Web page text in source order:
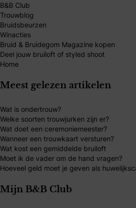
B&B Club
Trouwblog
Bruidsbeurzen
Winacties
Bruid & Bruidegom Magazine kopen
Deel jouw bruiloft of styled shoot
Home
Meest gelezen artikelen
Wat is ondertrouw?
Welke soorten trouwjurken zijn er?
Wat doet een ceremoniemeester?
Wanneer een trouwkaart versturen?
Wat kost een gemiddelde bruiloft
Moet ik de vader om de hand vragen?
Hoeveel geld moet je geven als
Mijn B&B Club